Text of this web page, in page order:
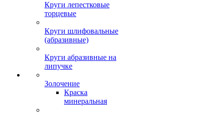
Круги лепестковые
торцевые
Круги шлифовальные
(абразивные)
Круги абразивные на
липучке
Золочение
Краска
минеральная